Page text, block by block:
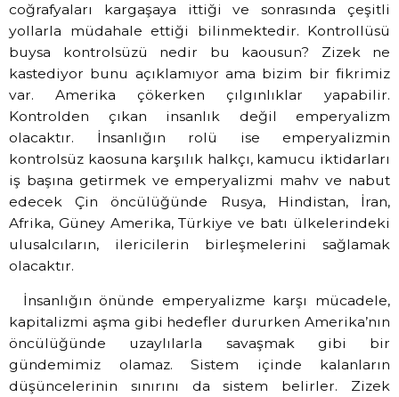
coğrafyaları kargaşaya ittiği ve sonrasında çeşitli
yollarla müdahale ettiği bilinmektedir. Kontrollüsü
buysa kontrolsüzü nedir bu kaousun? Zizek ne
kastediyor bunu açıklamıyor ama bizim bir fikrimiz
var. Amerika çökerken çılgınlıklar yapabilir.
Kontrolden çıkan insanlık değil emperyalizm
olacaktır. İnsanlığın rolü ise emperyalizmin
kontrolsüz kaosuna karşılık halkçı, kamucu iktidarları
iş başına getirmek ve emperyalizmi mahv ve nabut
edecek Çin öncülüğünde Rusya, Hindistan, İran,
Afrika, Güney Amerika, Türkiye ve batı ülkelerindeki
ulusalcıların, ilericilerin birleşmelerini sağlamak
olacaktır.
İnsanlığın önünde emperyalizme karşı mücadele,
kapitalizmi aşma gibi hedefler dururken Amerika’nın
öncülüğünde uzaylılarla savaşmak gibi bir
gündemimiz olamaz. Sistem içinde kalanların
düşüncelerinin sınırını da sistem belirler. Zizek